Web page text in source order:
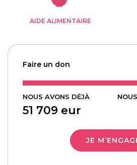
AIDE ALIMENTAIRE
Faire un don
NOUS AVONS DÉJÀ
51 709 eur
JE